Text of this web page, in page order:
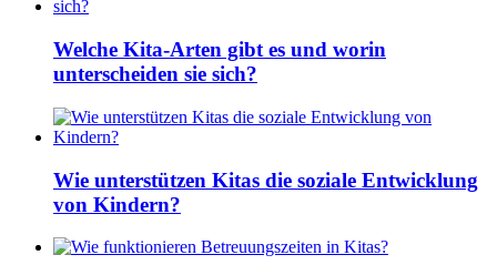
Welche Kita-Arten gibt es und worin
unterscheiden sie sich?
Wie unterstützen Kitas die soziale Entwicklung
von Kindern?